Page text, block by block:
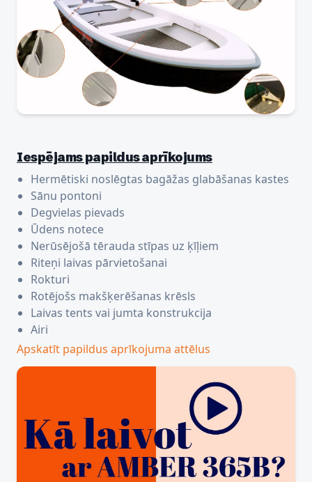
Iespējams papildus aprīkojums
Hermētiski noslēgtas bagāžas glabāšanas kastes
Sānu pontoni
Degvielas pievads
Ūdens notece
Nerūsējošā tērauda stīpas uz ķīļiem
Riteņi laivas pārvietošanai
Rokturi
Rotējošs makšķerēšanas krēsls
Laivas tents vai jumta konstrukcija
Airi
Apskatīt papildus aprīkojuma attēlus